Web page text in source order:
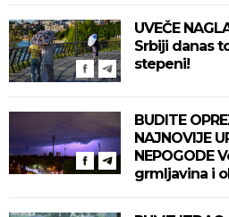
UVEČE
Srbiji danas
stepeni!
BUDITE
NAJNOVIJE
NEPOGODE
grmljavina i